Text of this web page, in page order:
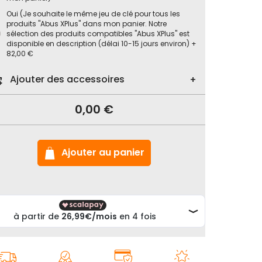
Oui (Je souhaite le même jeu de clé pour tous les
produits "Abus XPlus" dans mon panier. Notre
sélection des produits compatibles "Abus XPlus" est
disponible en description (délai 10-15 jours environ) +
82,00 €
Ajouter des accessoires
0,00 €
Ajouter au panier